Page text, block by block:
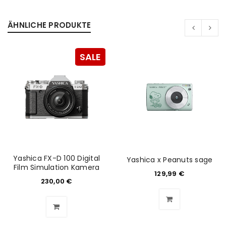
Benutzername oder E-Mail-Adresse*
Anmeldeformular geschützt durch
Angemeldet bleiben
ANMELDEN
ÄHNLICHE PRODUKTE
SALE
Yashica FX-D 100 Digital
Film Simulation Kamera
230,00 €
Yashica x Peanuts sage
129,99 €